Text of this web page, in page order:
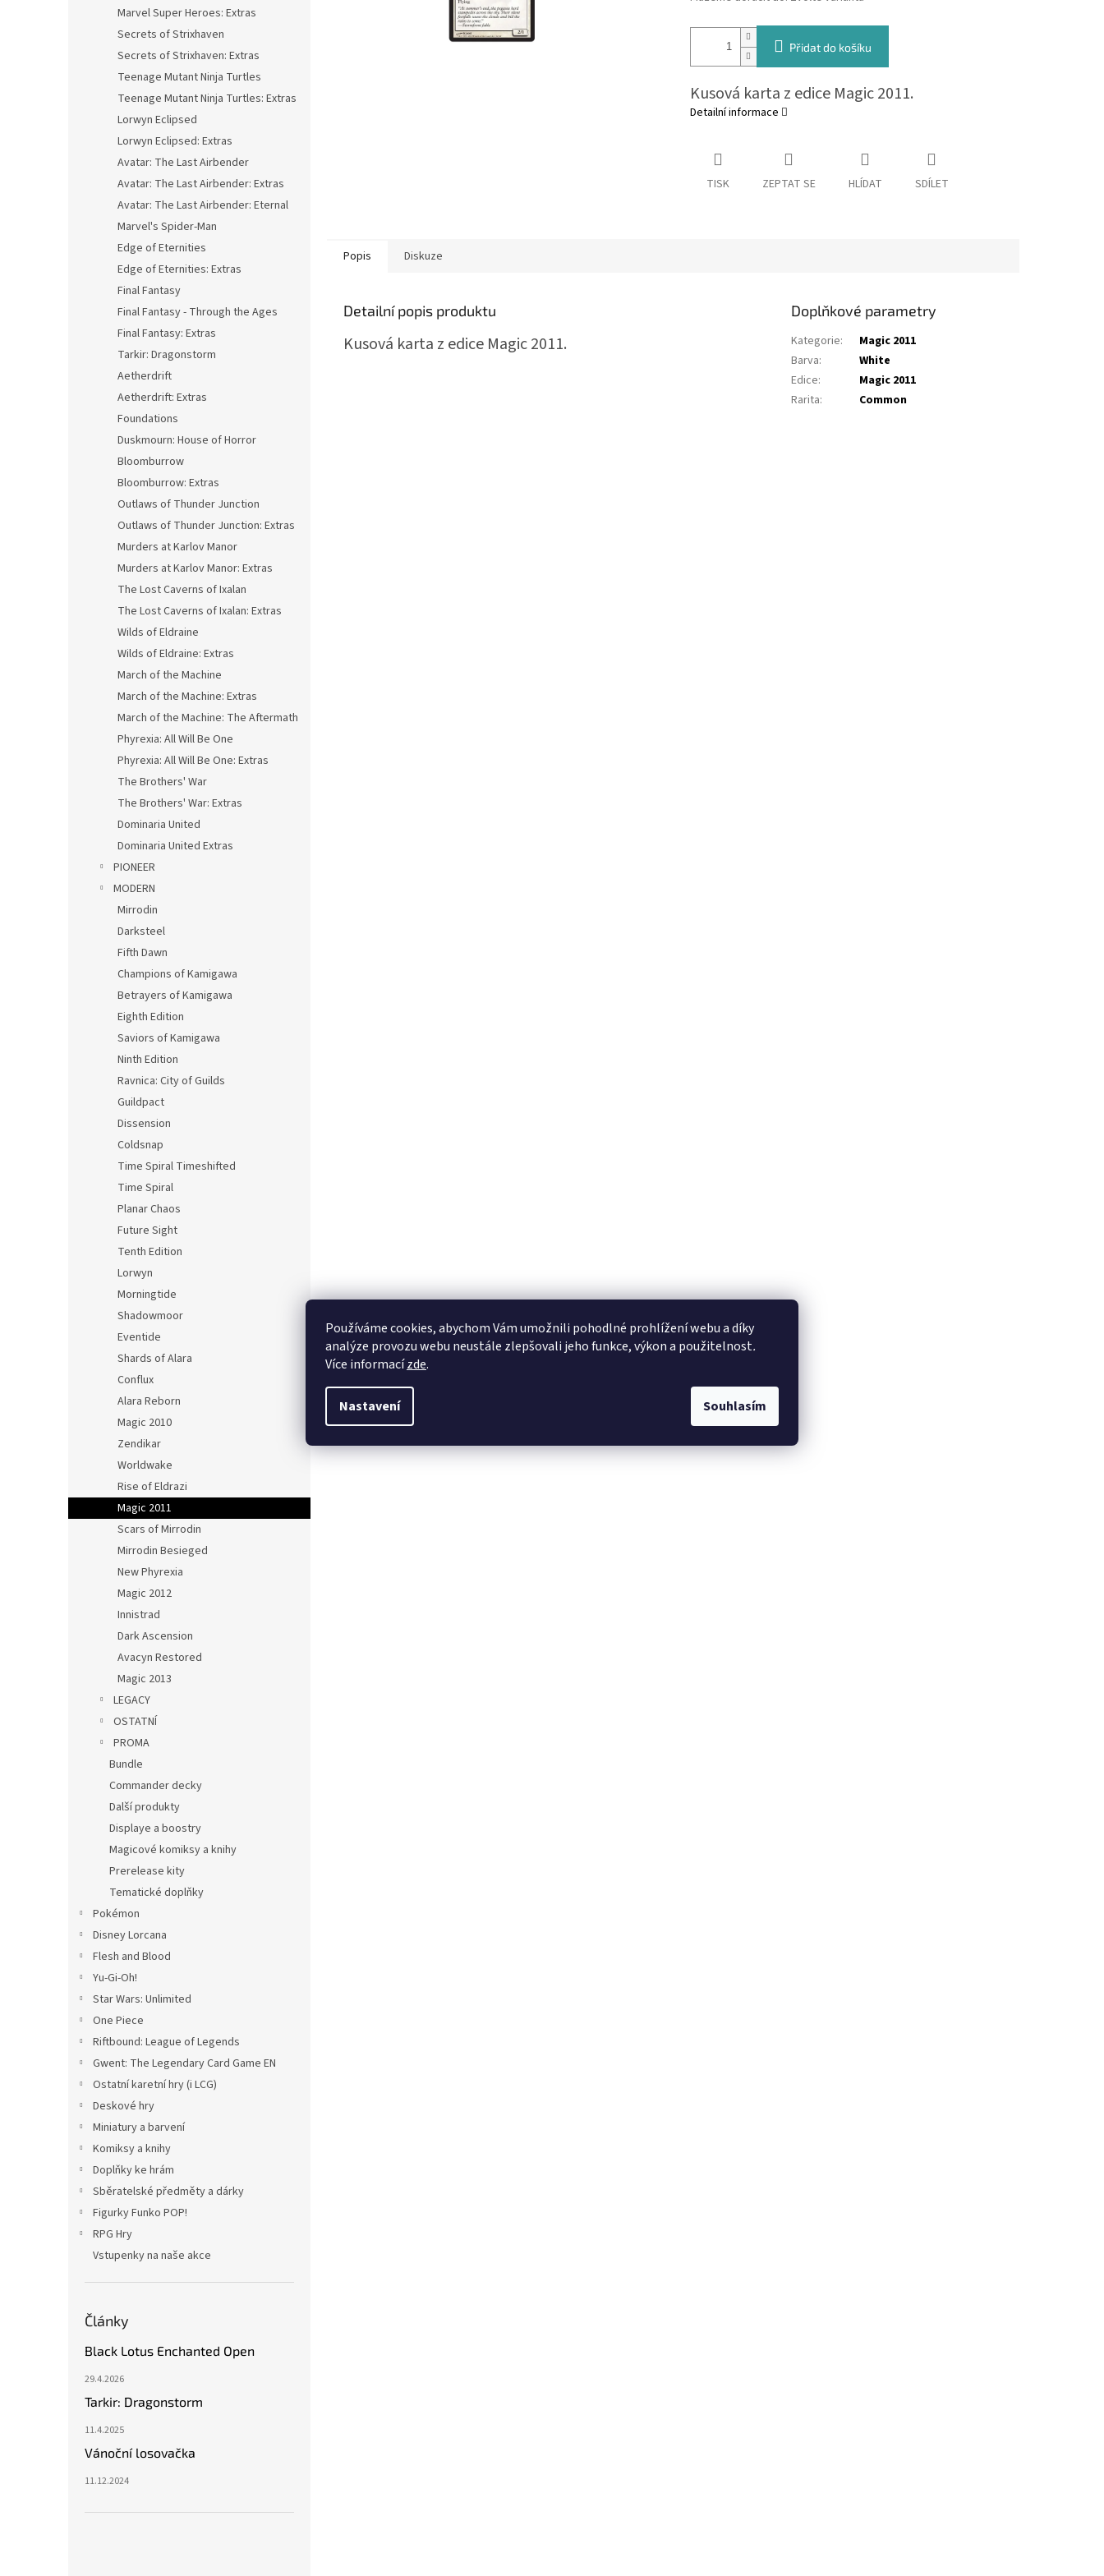
Používáme cookies, abychom Vám umožnili pohodlné prohlížení webu a díky
analýze provozu webu neustále zlepšovali jeho funkce, výkon a použitelnost.
Více informacízde.
Nastavení Souhlasím
Marvel Super Heroes: Extras
Secrets of Strixhaven
Secrets of Strixhaven: Extras
Teenage Mutant Ninja Turtles
Teenage Mutant Ninja Turtles: Extras
Lorwyn Eclipsed
Lorwyn Eclipsed: Extras
Avatar: The Last Airbender
Avatar: The Last Airbender: Extras
Avatar: The Last Airbender: Eternal
Marvel's Spider-Man
Edge of Eternities
Edge of Eternities: Extras
Final Fantasy
Final Fantasy - Through the Ages
Final Fantasy: Extras
Tarkir: Dragonstorm
Aetherdrift
Aetherdrift: Extras
Foundations
Duskmourn: House of Horror
Bloomburrow
Bloomburrow: Extras
Outlaws of Thunder Junction
Outlaws of Thunder Junction: Extras
Murders at Karlov Manor
Murders at Karlov Manor: Extras
The Lost Caverns of Ixalan
The Lost Caverns of Ixalan: Extras
Wilds of Eldraine
Wilds of Eldraine: Extras
March of the Machine
March of the Machine: Extras
March of the Machine: The Aftermath
Phyrexia: All Will Be One
Phyrexia: All Will Be One: Extras
The Brothers' War
The Brothers' War: Extras
Dominaria United
Dominaria United Extras
PIONEER
MODERN
Mirrodin
Darksteel
Fifth Dawn
Champions of Kamigawa
Betrayers of Kamigawa
Eighth Edition
Saviors of Kamigawa
Ninth Edition
Ravnica: City of Guilds
Guildpact
Dissension
Coldsnap
Time Spiral Timeshifted
Time Spiral
Planar Chaos
Future Sight
Tenth Edition
Lorwyn
Morningtide
Shadowmoor
Eventide
Shards of Alara
Conflux
Alara Reborn
Magic 2010
Zendikar
Worldwake
Rise of Eldrazi
Magic 2011
Scars of Mirrodin
Mirrodin Besieged
New Phyrexia
Magic 2012
Innistrad
Dark Ascension
Avacyn Restored
Magic 2013
LEGACY
OSTATNÍ
PROMA
Bundle
Commander decky
Další produkty
Displaye a boostry
Magicové komiksy a knihy
Prerelease kity
Tematické doplňky
Pokémon
Disney Lorcana
Flesh and Blood
Yu-Gi-Oh!
Star Wars: Unlimited
One Piece
Riftbound: League of Legends
Gwent: The Legendary Card Game EN
Ostatní karetní hry (i LCG)
Deskové hry
Miniatury a barvení
Komiksy a knihy
Doplňky ke hrám
Sběratelské předměty a dárky
Figurky Funko POP!
RPG Hry
Vstupenky na naše akce
Články
Black Lotus Enchanted Open
29.4.2026
Tarkir: Dragonstorm
11.4.2025
Vánoční losovačka
11.12.2024
Přidat do košíku
Kusová karta z edice Magic 2011.
Detailní informace
TISK ZEPTAT SE HLÍDAT SDÍLET
Popis Diskuze
Detailní popis produktu
Kusová karta z edice Magic 2011.
Doplňkové parametry
Kategorie:
Magic 2011
Barva:
White
Edice:
Magic 2011
Rarita: Common